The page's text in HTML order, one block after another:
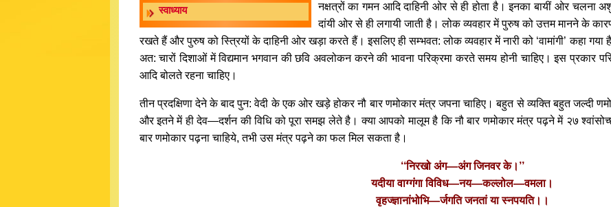
स्वाध्याय
नक्षत्रों का गमन आदि दाहिनी ओर से ही होता है। इनका बायीं ओर चलना
दांयी ओर से ही लगायी जाती है। लोक व्यवहार में पुरुष को उत्तम मानने के
रखते हैं और पुरुष को स्त्रियों के दाहिनी ओर खड़ा करते हैं। इसलिए ही सम्भवत: लोक व्यवहार में नारी को ‘वामांगी’ कहा गया
अत: चारों दिशाओं में विद्यमान भगवान की छवि अवलोकन करने की भावना परिक्रमा करते समय होनी चाहिए। इस प्रकार
आदि बोलते रहना चाहिए।
तीन प्रदक्षिणा देने के बाद पुन: वेदी के एक ओर खड़े होकर नौ बार णमोकार मंत्र जपना चाहिए। बहुत से व्यक्ति बहुत जल्दी
और इतने में ही देव—दर्शन की विधि को पूरा समझ लेते है। क्या आपको मालूम है कि नौ बार णमोकार मंत्र पढ़ने में २७
बार णमोकार पढ़ना चाहिये, तभी उस मंत्र पढ़ने का फल मिल सकता है।
‘‘निरखो अंग—अंग जिनवर के।’’
यदीया वाग्गंगा विविध—नय—कल्लोल—वमला।
वृहज्ज्ञानांभोभि—र्जगति जनतां या स्नपयति।।